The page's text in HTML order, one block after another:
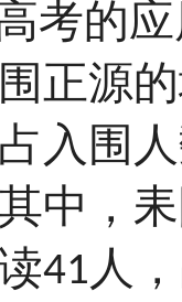
考的
正源
入围
中，
41 人